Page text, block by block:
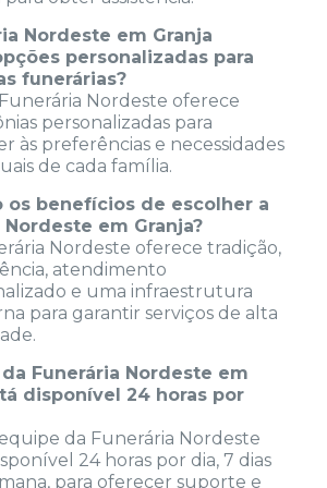
Nordeste em Granja
personalizadas para
funerárias?
Nordeste oferece
personalizadas para
às preferências e necessidades
de cada família.
os benefícios de escolher a
Nordeste em Granja?
Nordeste oferece tradição,
atendimento
e uma infraestrutura
para garantir serviços de alta
Funerária Nordeste em
disponível 24 horas por
da Funerária Nordeste
24 horas por dia, 7 dias
para oferecer suporte e